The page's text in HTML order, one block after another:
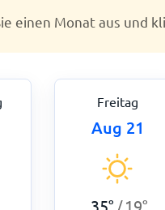
einen Monat aus und
Freitag
Aug 21
35° / 19°